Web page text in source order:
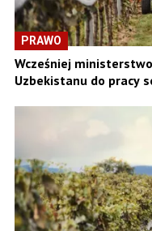
PRAWO
Wcześniej
Uzbekistanu do pracy